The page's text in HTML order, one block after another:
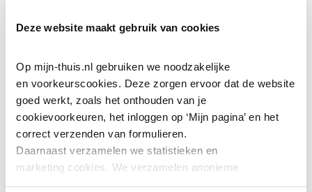
Deze website maakt gebruik van cookies
Op mijn-thuis.nl gebruiken we noodzakelijke
en voorkeurscookies. Deze zorgen ervoor dat de website
goed werkt, zoals het onthouden van je
cookievoorkeuren, het inloggen op ‘Mijn pagina’ en het
correct verzenden van formulieren.
Daarnaast verzamelen we statistieken en
marketing cookies. We verzamelen anonieme
renovatie- en
9-2-2026
Het Platform Eindhovense Klantenraden (PEK),
woningcorporaties 'thuis, Trudo, Woonbedrijf en
Wooninc. en gemeente Eindhoven ondertekenen op
11 februari een Eindhovens statuut voor